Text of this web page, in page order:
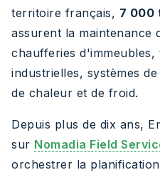
territoire français, 7 000
assurent la maintenance
chaufferies
industrielles, systèmes
de chaleur et de froid.
Depuis plus de dix ans,
sur Nomadia Field
orchestrer la